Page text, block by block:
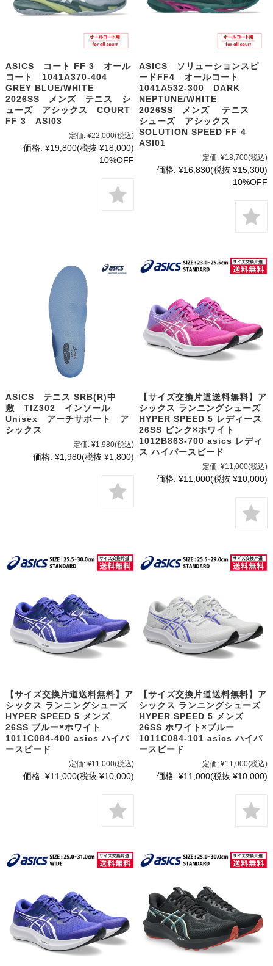
ASICS コート FF 3 オール
コート 1041A370-404
GREY BLUE/WHITE
2026SS メンズ テニス シ
ューズ アシックス COURT
FF 3 ASI03
定価: ¥22,000(税込)
価格: ¥19,800(税抜 ¥18,000)
10%OFF
ASICS ソリューションスピ
ードFF4 オールコート
1041A532-300 DARK
NEPTUNE/WHITE
2026SS メンズ テニス
シューズ アシックス
SOLUTION SPEED FF 4
ASI01
定価: ¥18,700(税込)
価格: ¥16,830(税抜 ¥15,300)
10%OFF
ASICS テニス SRB(R)中
敷 TIZ302 インソール
Unisex アーチサポート ア
シックス
定価: ¥1,980(税込)
価格: ¥1,980(税抜 ¥1,800)
【サイズ交換片道送料無料】ア
シックス ランニングシューズ
HYPER SPEED 5 レディース
26SS ピンク×ホワイト
1012B863-700 asics レディ
ス ハイパースピード
定価: ¥11,000(税込)
価格: ¥11,000(税抜 ¥10,000)
【サイズ交換片道送料無料】ア
シックス ランニングシューズ
HYPER SPEED 5 メンズ
26SS ブルー×ホワイト
1011C084-400 asics ハイパ
ースピード
定価: ¥11,000(税込)
価格: ¥11,000(税抜 ¥10,000)
【サイズ交換片道送料無料】ア
シックス ランニングシューズ
HYPER SPEED 5 メンズ
26SS ホワイト×ブルー
1011C084-101 asics ハイパ
ースピード
定価: ¥11,000(税込)
価格: ¥11,000(税抜 ¥10,000)